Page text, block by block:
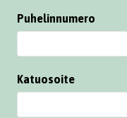
Puhelinnumero
Katuosoite